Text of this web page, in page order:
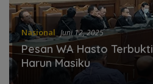
Nasional Juni 12, 2025
Pesan WA Hasto
Harun Masiku